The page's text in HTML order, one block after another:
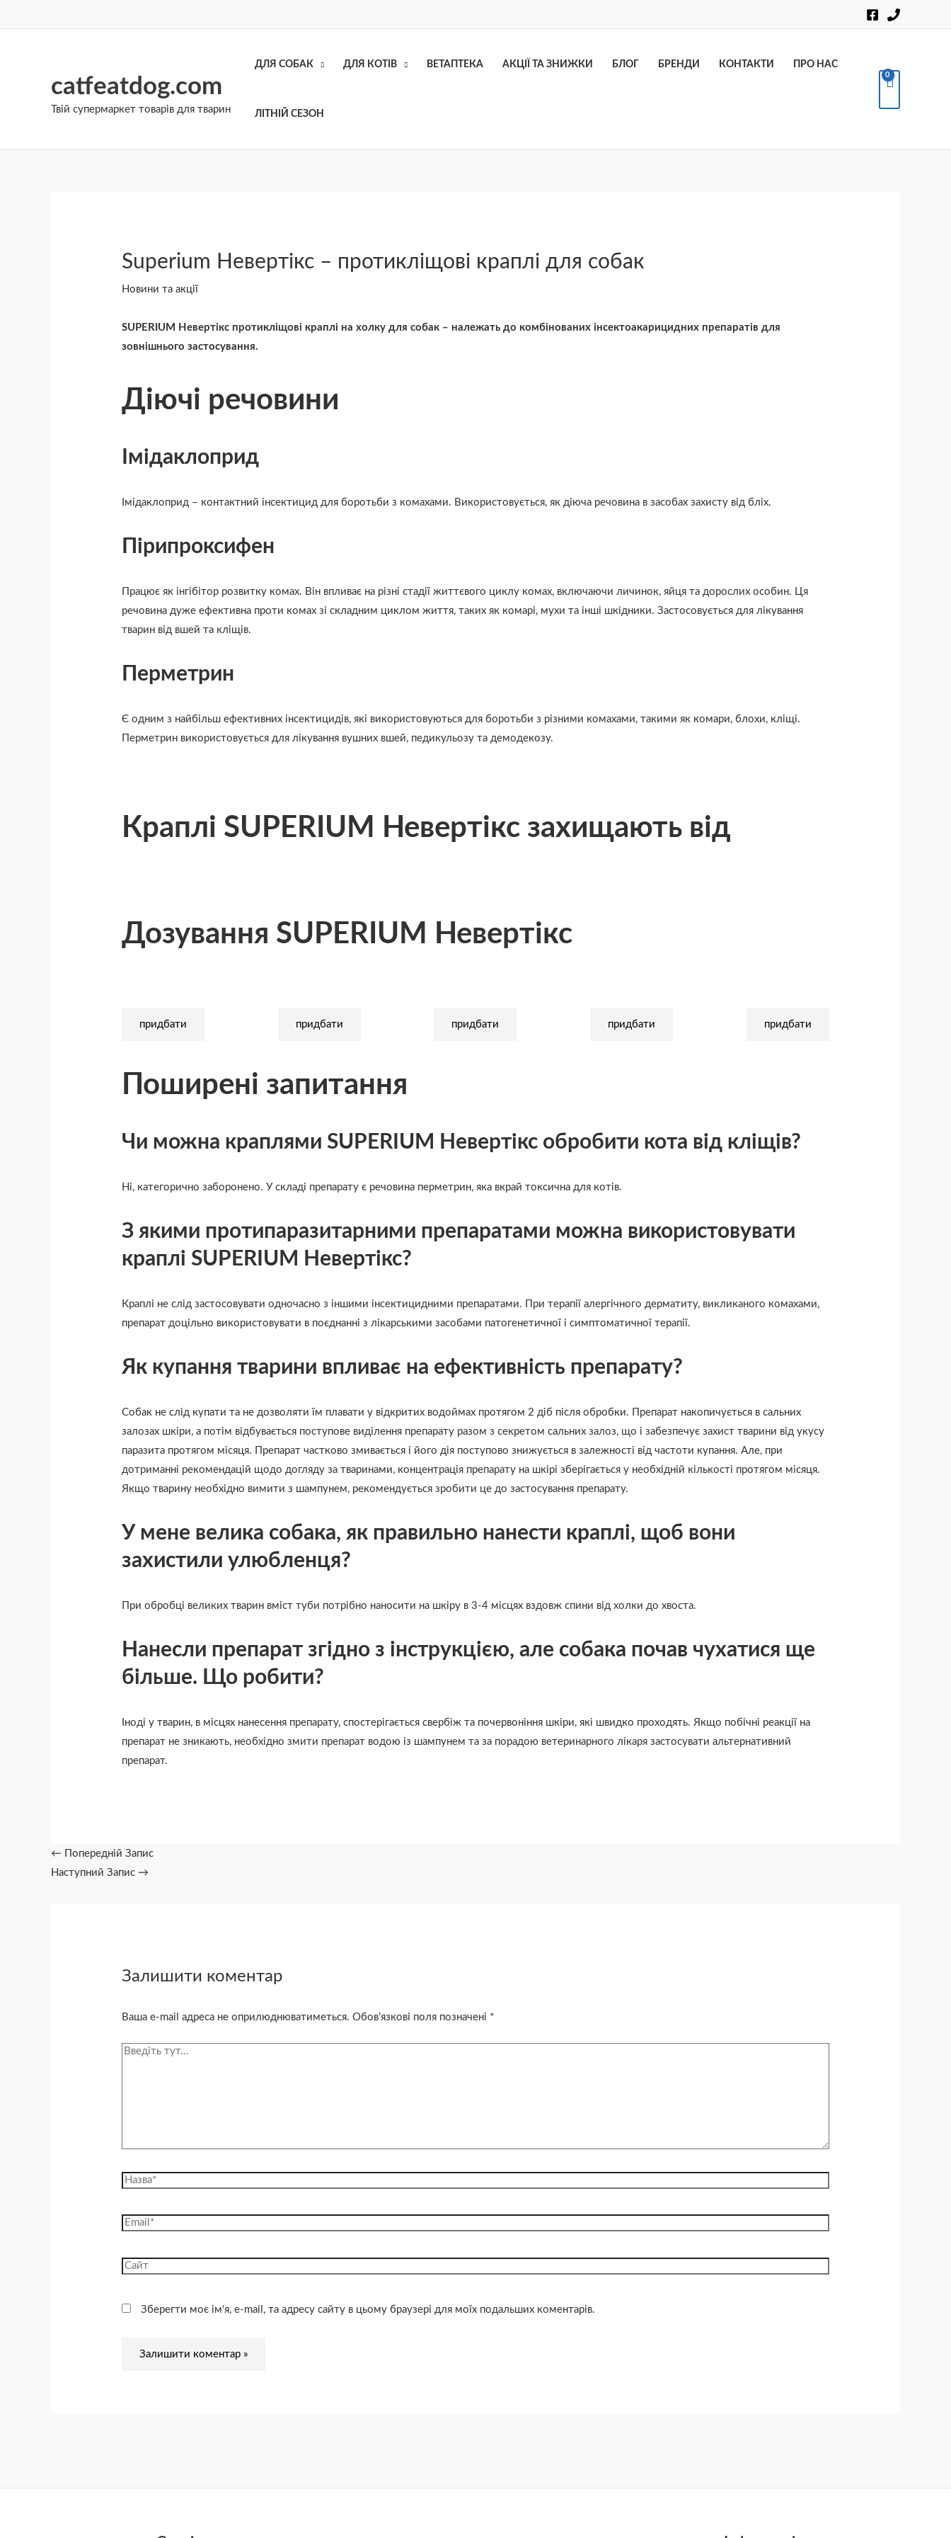
catfeatdog.com
Твій супермаркет товарів для тварин
ДЛЯ СОБАК ДЛЯ КОТІВ ВЕТАПТЕКА АКЦІЇ ТА ЗНИЖКИ БЛОГ БРЕНДИ КОНТАКТИ ПРО НАС
ЛІТНІЙ СЕЗОН
Superium Невертікс – протикліщові краплі для собак
Новини та акції
SUPERIUM Невертікс протикліщові краплі на холку для собак – належать до комбінованих інсектоакарицидних препаратів для
зовнішнього застосування.
Діючі речовини
Імідаклоприд
Імідаклоприд – контактний інсектицид для боротьби з комахами. Використовується, як діюча речовина в засобах захисту від бліх.
Пірипроксифен
Працює як інгібітор розвитку комах. Він впливає на різні стадії життєвого циклу комах, включаючи личинок, яйця та дорослих особин. Ця
речовина дуже ефективна проти комах зі складним циклом життя, таких як комарі, мухи та інші шкідники. Застосовується для лікування
тварин від вшей та кліщів.
Перметрин
Є одним з найбільш ефективних інсектицидів, які використовуються для боротьби з різними комахами, такими як комари, блохи, кліщі.
Перметрин використовується для лікування вушних вшей, педикульозу та демодекозу.
Краплі SUPERIUM Невертікс захищають від
Дозування SUPERIUM Невертікс
придбати придбати придбати придбати придбати
Поширені запитання
Чи можна краплями SUPERIUM Невертікс обробити кота від кліщів?
Ні, категорично заборонено. У складі препарату є речовина перметрин, яка вкрай токсична для котів.
З якими протипаразитарними препаратами можна використовувати
краплі SUPERIUM Невертікс?
Краплі не слід застосовувати одночасно з іншими інсектицидними препаратами. При терапії алергічного дерматиту, викликаного комахами,
препарат доцільно використовувати в поєднанні з лікарськими засобами патогенетичної і симптоматичної терапії.
Як купання тварини впливає на ефективність препарату?
Собак не слід купати та не дозволяти їм плавати у відкритих водоймах протягом 2 діб після обробки. Препарат накопичується в сальних
залозах шкіри, а потім відбувається поступове виділення препарату разом з секретом сальних залоз, що і забезпечує захист тварини від укусу
паразита протягом місяця. Препарат частково змивається і його дія поступово знижується в залежності від частоти купання. Але, при
дотриманні рекомендацій щодо догляду за тваринами, концентрація препарату на шкірі зберігається у необхідній кількості протягом місяця.
Якщо тварину необхідно вимити з шампунем, рекомендується зробити це до застосування препарату.
У мене велика собака, як правильно нанести краплі, щоб вони
захистили улюбленця?
При обробці великих тварин вміст туби потрібно наносити на шкіру в 3-4 місцях вздовж спини від холки до хвоста.
Нанесли препарат згідно з інструкцією, але собака почав чухатися ще
більше. Що робити?
Іноді у тварин, в місцях нанесення препарату, спостерігається свербіж та почервоніння шкіри, які швидко проходять. Якщо побічні реакції на
препарат не зникають, необхідно змити препарат водою із шампунем та за порадою ветеринарного лікаря застосувати альтернативний
препарат.
← Попередній Запис
Наступний Запис →
Залишити коментар
Ваша e-mail адреса не оприлюднюватиметься. Обов’язкові поля позначені *
Зберегти моє ім'я, e-mail, та адресу сайту в цьому браузері для моїх подальших коментарів.